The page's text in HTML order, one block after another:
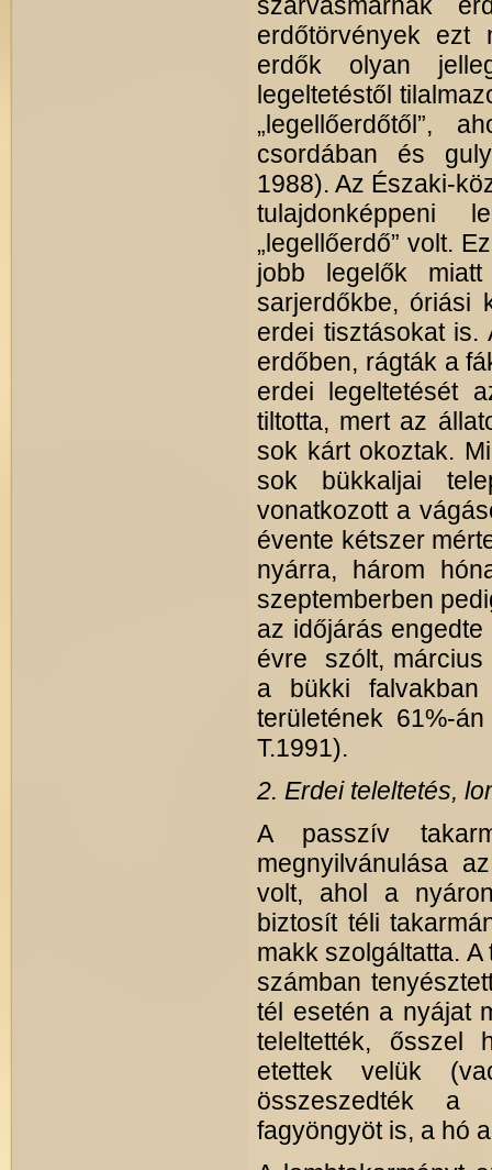
erdőtörvények ezt
erdők olyan
legeltetéstől
„legellőerdőtől”,
csordában és
1988). Az Északi-
tulajdonképpeni
„legellőerdő” volt.
jobb legelők
sarjerdőkbe, óriási
erdei tisztásokat is.
erdőben, rágták a
erdei legeltetését
tiltotta, mert az
sok kárt okoztak.
sok bükkaljai
vonatkozott a
évente kétszer
nyárra, három
szeptemberben
az időjárás
évre szólt, március
a bükki falvakban
területének 61%-
T.1991).
2. Erdei teleltetés,
A passzív
megnyilvánulása
volt, ahol a
biztosít téli
makk szolgáltatta.
számban
tél esetén a nyájat
teleltették, ősszel
etettek velük
összeszedték a
fagyöngyöt is, a hó